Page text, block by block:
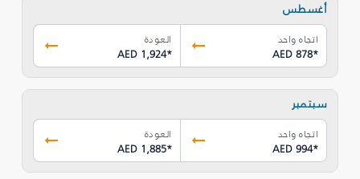
أغسطس
اتجاه واحد
AED 878*
العودة
AED 1,924*
سبتمبر
اتجاه واحد
AED 994*
العودة
AED 1,885*